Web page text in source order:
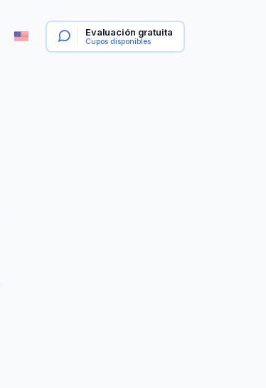
Evaluación gratuita
Cupos disponibles